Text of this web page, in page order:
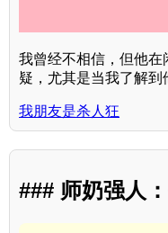
我曾经不相信，但他
疑，尤其是当我了解到
我朋友是杀人狂
### 师奶强人